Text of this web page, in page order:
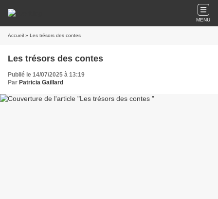
MENU
Accueil » Les trésors des contes
Les trésors des contes
Publié le 14/07/2025 à 13:19
Par Patricia Gaillard